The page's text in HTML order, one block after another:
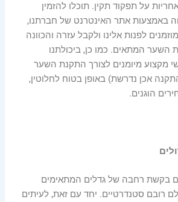
3 שנות אחריות על תפקוד תקין. תוכלו להזמין
באמצעות אתר האינטרנט של חברתנו,
לפנות אלינו ולקבל עזרה והכוונה
השער המתאים. כמו כן, ביכולתנו
מקצוע מיומנים לצורך התקנת השער
אכן נדרשת) באופן בטוח לחלוטין,
הוגנים.
בקשת רחבה של גדלים המתאימים
רובם סטנדרטיים. יחד עם זאת, לעיתים